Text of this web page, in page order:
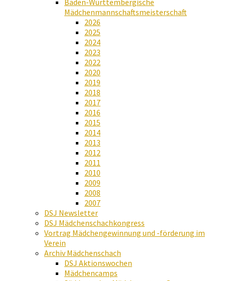
Baden-Württembergische
Mädchenmannschaftsmeisterschaft
2026
2025
2024
2023
2022
2020
2019
2018
2017
2016
2015
2014
2013
2012
2011
2010
2009
2008
2007
DSJ Newsletter
DSJ Mädchenschachkongress
Vortrag Mädchengewinnung und -förderung im
Verein
Archiv Mädchenschach
DSJ Aktionswochen
Mädchencamps